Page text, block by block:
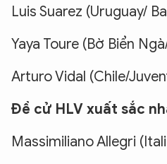
Luis Suarez (Uruguay/
Yaya Toure (Bờ Biển
Arturo Vidal (Chile/
Đề cử HLV xuất sắc
Massimiliano Allegri